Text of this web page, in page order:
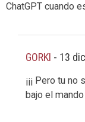
ChatGPT cuando
GORKI - 13
¡¡¡ Pero tu
bajo el